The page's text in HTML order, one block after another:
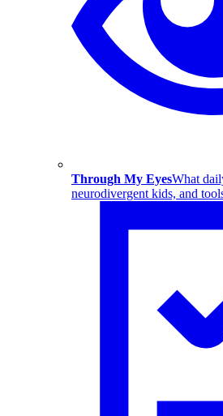
Through My EyesWhat
neurodivergent kids, and